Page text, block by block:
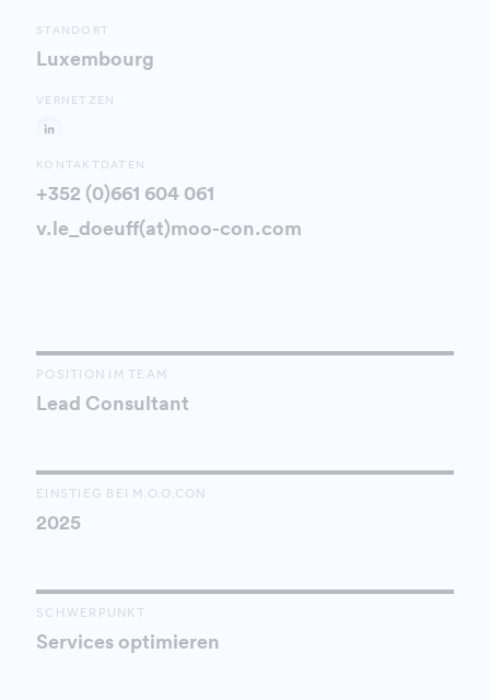
STANDORT
Luxembourg
VERNETZEN
KONTAKTDATEN
+352 (0)661 604 061
v.le_doeuff(at)moo-con.com
POSITION IM TEAM
Lead Consultant
EINSTIEG BEI M.O.O.CON
2025
SCHWERPUNKT
Services optimieren